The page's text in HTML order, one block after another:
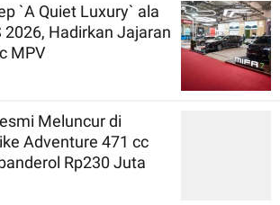
`A Quiet Luxury` ala
2026, Hadirkan Jajaran
MPV
Meluncur di
Adventure 471 cc
Rp230 Juta